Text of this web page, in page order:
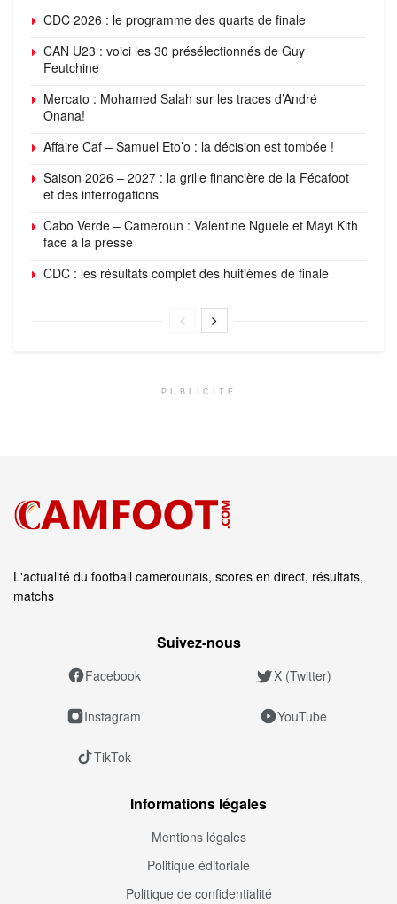
CDC 2026 : le programme des quarts de finale
CAN U23 : voici les 30 présélectionnés de Guy
Feutchine
Mercato : Mohamed Salah sur les traces d’André
Onana!
Affaire Caf – Samuel Eto’o : la décision est tombée !
Saison 2026 – 2027 : la grille financière de la Fécafoot
et des interrogations
Cabo Verde – Cameroun : Valentine Nguele et Mayi Kith
face à la presse
CDC : les résultats complet des huitièmes de finale
PUBLICITÉ
L'actualité du football camerounais, scores en direct, résultats,
matchs
Suivez‑nous
Facebook X (Twitter)
Instagram YouTube
TikTok
Informations légales
Mentions légales
Politique éditoriale
Politique de confidentialité